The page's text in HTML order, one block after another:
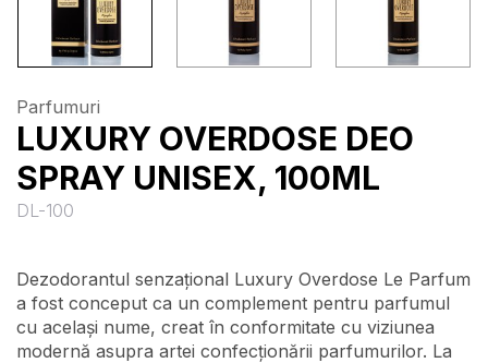
Parfumuri
LUXURY OVERDOSE DEO
SPRAY UNISEX, 100ML
DL-100
Dezodorantul senzațional Luxury Overdose Le Parfum
a fost conceput ca un complement pentru parfumul
cu același nume, creat în conformitate cu viziunea
modernă asupra artei confecționării parfumurilor. La